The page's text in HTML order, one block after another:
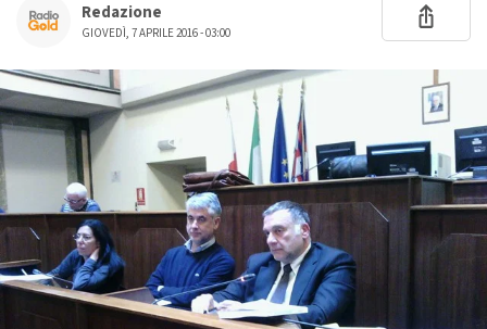
Redazione
GIOVEDÌ, 7 APRILE 2016 - 03:00